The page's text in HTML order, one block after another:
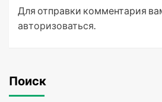
Для отправки комментария
авторизоваться.
Поиск